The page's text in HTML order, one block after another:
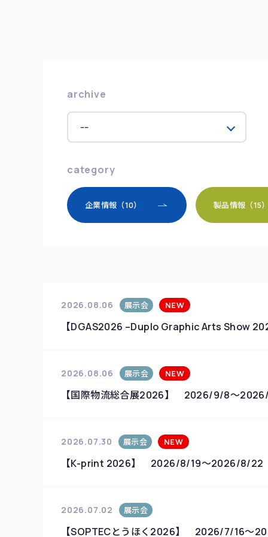
archive
category
企業情報（10） 製品情報（15
2026.08.06 展示会 NEW
【DGAS2026 –Duplo Graphic Arts Show
2026.08.06 展示会 NEW
【国際物流総合展2026】 2026/9/8～
2026.07.30 展示会 NEW
【K-print 2026】 2026/8/19～2026/8/22
2026.07.02 展示会
【SOPTECとうほく2026】 2026/7/16～